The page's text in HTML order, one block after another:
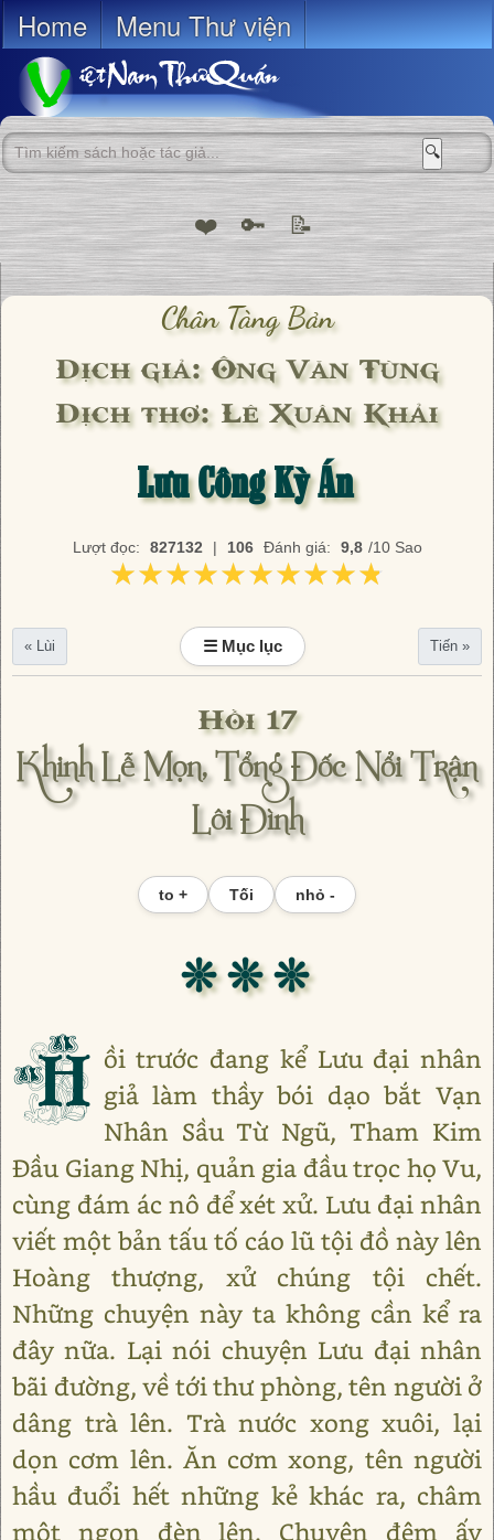
Home Menu Thư viện
🔍
❤️ 🔑 📝
Chân Tàng Bản
Dịch giả: Ông Văn Tùng
Dịch thơ: Lê Xuân Khải
Lưu Công Kỳ Án
Lượt đọc: 827132 | 106 Đánh giá: 9,8 /10 Sao
★★★★★★★★★★
★★★★★★★★★★
« Lùi ☰ Mục lục Tiến »
Hồi 17
Khinh Lễ Mọn, Tổng Đốc Nổi Trận
Lôi Đình
to + Tối nhỏ -
❊ ❊ ❊
H ồi trước đang kể Lưu đại nhân
giả làm thầy bói dạo bắt Vạn
Nhân Sầu Từ Ngũ, Tham Kim
Đầu Giang Nhị, quản gia đầu trọc họ Vu,
cùng đám ác nô để xét xử. Lưu đại nhân
viết một bản tấu tố cáo lũ tội đồ này lên
Hoàng thượng, xử chúng tội chết.
Những chuyện này ta không cần kể ra
đây nữa. Lại nói chuyện Lưu đại nhân
bãi đường, về tới thư phòng, tên người ở
dâng trà lên. Trà nước xong xuôi, lại
dọn cơm lên. Ăn cơm xong, tên người
hầu đuổi hết những kẻ khác ra, châm
một ngọn đèn lên. Chuyện đêm ấy